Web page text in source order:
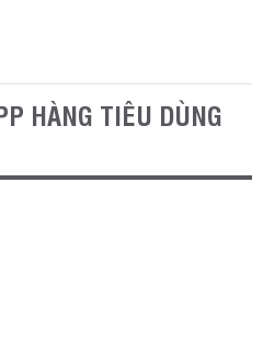
HÀNG TIÊU DÙNG